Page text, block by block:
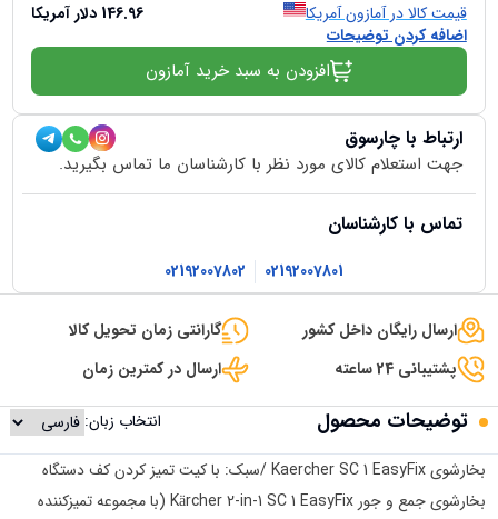
قیمت کالا در آمازون آمریکا 146.96 دلار آمریکا
اضافه کردن توضیحات
افزودن به سبد خرید آمازون
ارتباط با چارسوق
جهت استعلام کالای مورد نظر با کارشناسان ما تماس بگیرید.
تماس با کارشناسان
02192007801
02192007802
ارسال رایگان داخل کشور
گارانتی زمان تحویل کالا
پشتیبانی 24 ساعته
ارسال در کمترین زمان
توضیحات محصول
انتخاب زبان:
بخارشوی Kaercher SC 1 EasyFix /سبک: با کیت تمیز کردن کف دستگاه
بخارشوی جمع و جور Kärcher 2-in-1 SC 1 EasyFix (با مجموعه تمیزکننده